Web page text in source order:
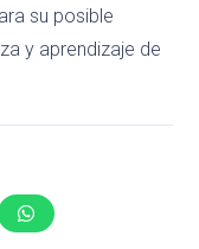
su posible
y aprendizaje de